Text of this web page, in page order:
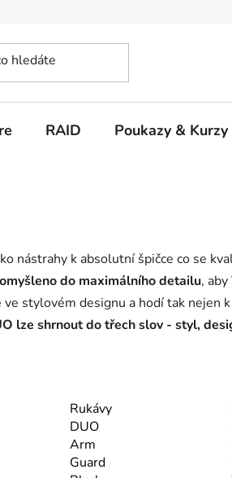
RAID Poukazy & Kurzy
nástrahy k absolutní špičce co se
do maximálního detailu, aby
stylovém designu a hodí tak nejen
lze shrnout do třech slov - styl,
Rukávy
DUO
Arm
Guard